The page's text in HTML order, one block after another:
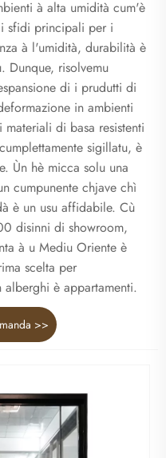
à alta umidità cum'è
sfidi principali per i
à l'umidità, durabilità è
Dunque, risolvemu
di i prudutti di
in ambienti
di basa resistenti
sigillatu, è
Ùn hè micca solu una
cumpunente chjave chì
è un usu affidabile. Cù
disinni di showroom,
à u Mediu Oriente è
scelta per
alberghi è appartamenti.
>>